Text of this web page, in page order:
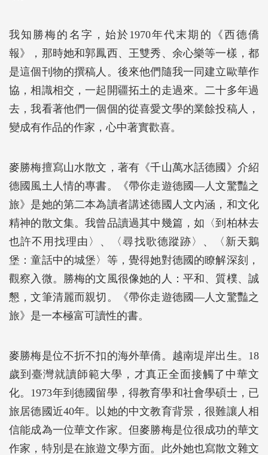
我知勝梅的名字，始於1970年代末期的《西德僑
報》，那時她和郭鳳西、王雙秀、余心樂等一樣，都
是這個刊物的撰稿人。後來他們隨我一同建立歐華作
協，相識相交，一起開疆拓土的走過來。二十多年過
去，我看著他們一個個的從喜愛文學的業餘投稿人，
變成有作品的作家，心中著實歡喜。
麥勝梅擅寫山水散文，著有《千山萬水話德國》介紹
德國風土人情的專書。《帶你走遊德國―人文驚豔之
旅》是她的第二本為讀者講述德國人文內涵，和文化
精神的散文集。我曾品讀過其中幾篇，如〈到柏林去
也許不用找理由〉、〈尋找歌德蹤跡〉、〈新天鵝
堡：童話中的城堡〉等，覺得她對德國的瞭解深刻，
觀察入微。勝梅的文風很像她的人：平和、質樸、誠
懇，文筆清麗而親切。《帶你走遊德國―人文驚豔之
旅》是一本極富可讀性的書。
麥勝梅是位不折不扣的海外華僑。越南堤岸出生。18
歲到臺灣就讀師範大學，才真正全面接觸了中華文
化。1973年到德國留學，得教育學和社會學碩士，已
旅居德國近40年。以她的中文教育背景，很難讓人相
信能成為一位華文作家。但麥勝梅是位很成功的華文
作家，特別是在旅遊文學方面。此外她也寫散文雜文